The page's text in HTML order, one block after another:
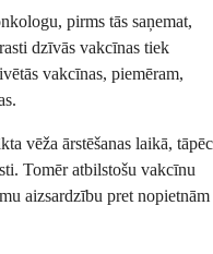
pirms tās saņemat,
dzīvās vakcīnas tiek
vakcīnas, piemēram,
vēža ārstēšanas laikā, tāpēc
Tomēr atbilstošu vakcīnu
aizsardzību pret nopietnām